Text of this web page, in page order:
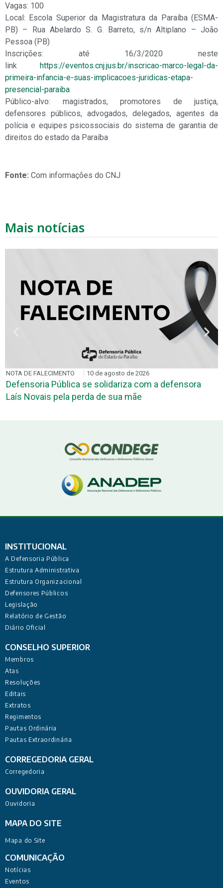
Vagas: 100
Local: Escola Superior da Magistratura da Paraíba (ESMA-
PB) – Rua Abelardo S. G. Barreto, s/n Altiplano – João
Pessoa (PB)
Inscrições: até 16/3/2020 neste
link https://eventos.cnj.jus.br/inscricao-marco-legal-da-
primeira-infancia-e-suas-implicacoes-juridicas-etapa-
presencial-paraiba
Público-alvo: magistrados, promotores de justiça,
defensores públicos, advogados, delegados, agentes da
polícia e equipes psicossociais do sistema de garantia de
direitos do estado da Paraíba
Fonte: Com informações do CNJ
Mais notícias
EM MARCAÇÃO 8 de agosto de 2026
Defensoria Itinerante leva atendimento jurídico a
comunidades indígenas nesta segunda e terça
INSTITUCIONAL
A Defensoria Pública
Estrutura Administrativa
Estrutura Organizacional
Defensores Públicos
Legislação
Relatório de Gestão
Diário Oficial
CONSELHO SUPERIOR
Membros
Atas
Resoluções
Editais
Extratos
Regimentos
Pautas Ordinária
Pautas Extraordinária
CORREGEDORIA GERAL
Corregedoria
OUVIDORIA GERAL
Ouvidoria
MAPA DO SITE
Mapa do Site
COMUNICAÇÃO
Notícias
Eventos